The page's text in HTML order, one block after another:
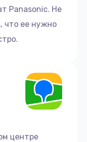
Panasonic. Не
что ее нужно
центре